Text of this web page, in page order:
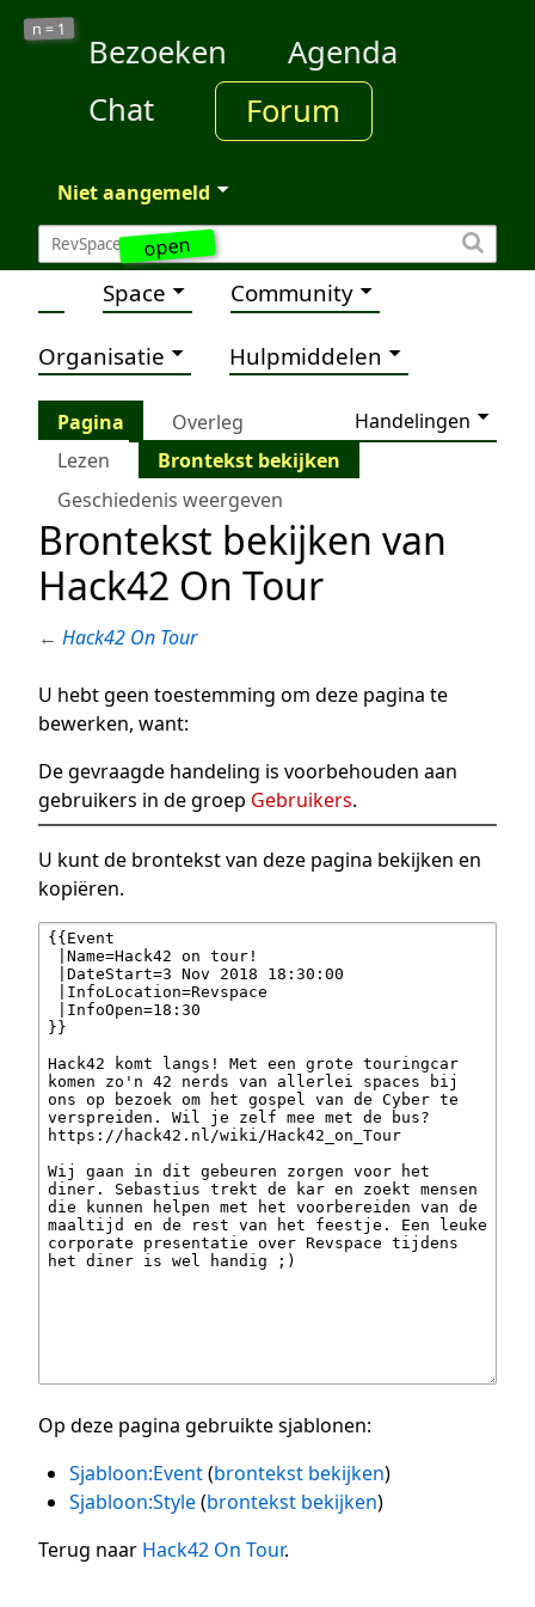
open
n = 1
Bezoeken
Agenda
Chat
Forum
Niet aangemeld
Space Community
Organisatie Hulpmiddelen
Pagina Overleg
Handelingen
Lezen
Brontekst bekijken
Geschiedenis weergeven
Brontekst bekijken van
Hack42 On Tour
← Hack42 On Tour
U hebt geen toestemming om deze pagina te
bewerken, want:
De gevraagde handeling is voorbehouden aan
gebruikers in de groep Gebruikers.
U kunt de brontekst van deze pagina bekijken en
kopiëren.
Op deze pagina gebruikte sjablonen:
Sjabloon:Event(brontekst bekijken)
Sjabloon:Style(brontekst bekijken)
Terug naar Hack42 On Tour.